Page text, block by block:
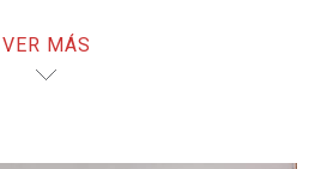
día: platillos mexicanos,
VER MÁS